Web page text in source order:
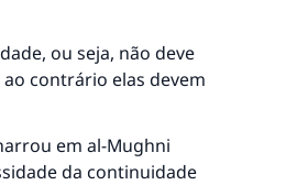
ou seja, não deve
contrário elas devem
em al-Mughni
da continuidade